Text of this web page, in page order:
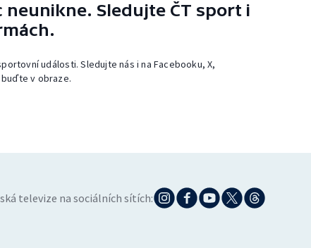
neunikne. Sledujte ČT sport i
události. Sledujte nás i na Facebooku, X,
buďte v obraze.
televize na sociálních sítích: